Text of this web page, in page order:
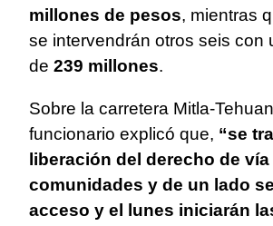
millones de pesos, mientras
se intervendrán otros seis con
de 239 millones.
Sobre la carretera Mitla-
funcionario explicó que, “se
liberación del derecho de
comunidades y de un lado
acceso y el lunes iniciarán